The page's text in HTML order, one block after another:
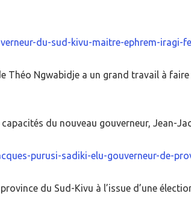
du-sud-kivu-maitre-ephrem-
Théo Ngwabidje a un grand travail à
du nouveau gouverneur, Jean-
purusi-sadiki-elu-gouverneur-de-
du Sud-Kivu à l’issue d’une